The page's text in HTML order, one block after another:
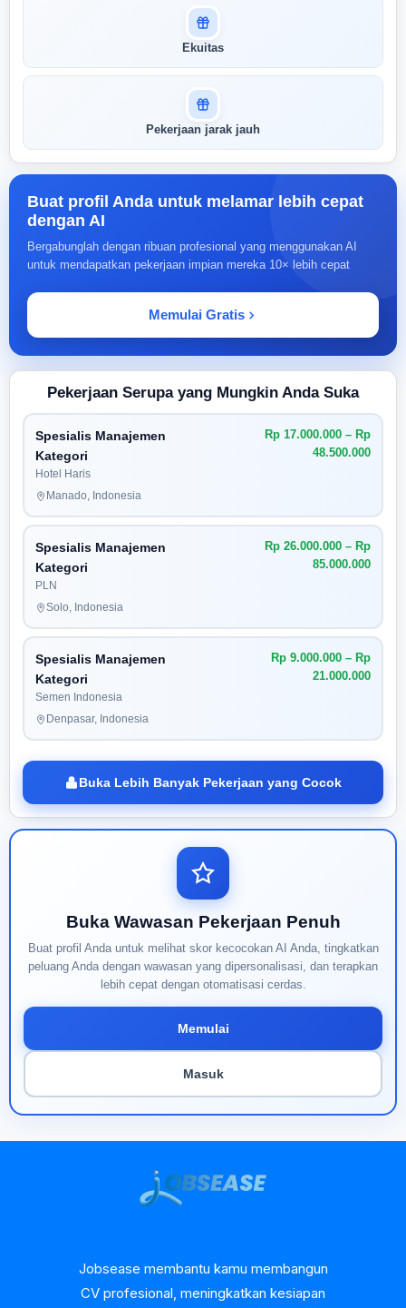
Ekuitas
Pekerjaan jarak jauh
Buat profil Anda untuk melamar lebih cepat
dengan AI
Bergabunglah dengan ribuan profesional yang menggunakan AI
untuk mendapatkan pekerjaan impian mereka 10× lebih cepat
Memulai Gratis
Pekerjaan Serupa yang Mungkin Anda Suka
Spesialis Manajemen
Kategori
Hotel Haris
Rp 17.000.000 – Rp
48.500.000
Manado, Indonesia
Spesialis Manajemen
Kategori
PLN
Rp 26.000.000 – Rp
85.000.000
Solo, Indonesia
Spesialis Manajemen
Kategori
Semen Indonesia
Rp 9.000.000 – Rp
21.000.000
Denpasar, Indonesia
Buka Lebih Banyak Pekerjaan yang Cocok
Buka Wawasan Pekerjaan Penuh
Buat profil Anda untuk melihat skor kecocokan AI Anda, tingkatkan
peluang Anda dengan wawasan yang dipersonalisasi, dan terapkan
lebih cepat dengan otomatisasi cerdas.
Memulai
Masuk
Jobsease membantu kamu membangun
CV profesional, meningkatkan kesiapan